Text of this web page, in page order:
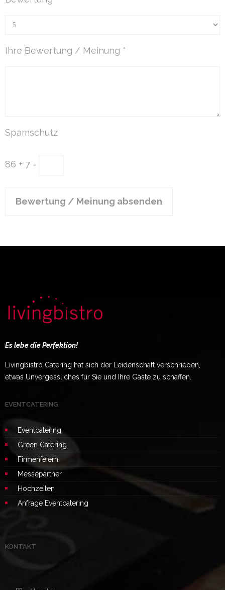
Ihre Bewertung / Meinung *
Spamschutz
86 + 7 =
Es lebe die Perfektion!
Livingbistro Catering hat sich der Leidenschaft verschrieben,
etwas Unvergessliches für Sie und Ihre Gäste zu schaffen.
EVENTCATERING
Eventcatering
Green Catering
Firmenfeiern
Messepartner
Hochzeiten
Anfrage Eventcatering
KONTAKT